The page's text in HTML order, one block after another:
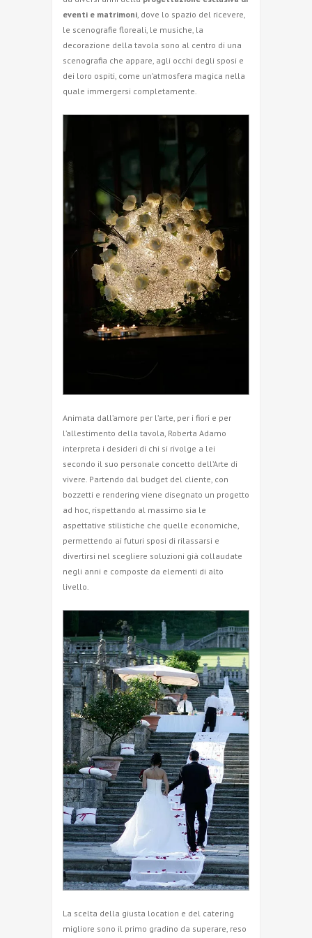
eventi e matrimoni , dove lo spazio del ricevere,
le scenografie floreali, le musiche, la
decorazione della tavola sono al centro di una
scenografia che appare, agli occhi degli sposi e
dei loro ospiti, come un’atmosfera magica nella
quale immergersi completamente.
Animata dall’amore per l’arte, per i fiori e per
l’allestimento della tavola, Roberta Adamo
interpreta i desideri di chi si rivolge a lei
secondo il suo personale concetto dell’Arte di
vivere. Partendo dal budget del cliente, con
bozzetti e rendering viene disegnato un progetto
ad hoc, rispettando al massimo sia le
aspettative stilistiche che quelle economiche,
permettendo ai futuri sposi di rilassarsi e
divertirsi nel scegliere soluzioni già collaudate
negli anni e composte da elementi di alto
livello.
La scelta della giusta location e del catering
migliore sono il primo gradino da superare, reso